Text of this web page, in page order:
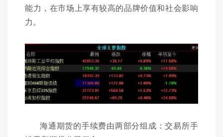
能力，在市场上享有较高的品牌价值和社会影响
力。
海通期货的手续费由两部分组成：交易所手